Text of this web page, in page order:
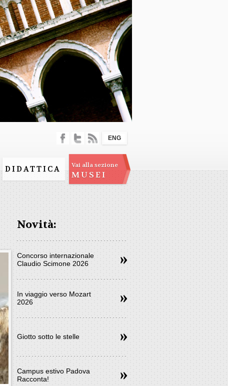
DIDATTICA Vai alla sezione
MUSEI
ENG
Novità:
Concorso internazionale
Claudio Scimone 2026
In viaggio verso Mozart
2026
Giotto sotto le stelle
Campus estivo Padova
Racconta!